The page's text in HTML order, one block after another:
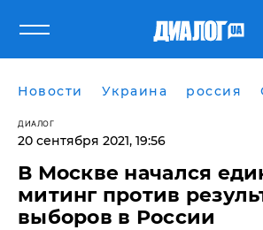
Новости Украина россия
ДИАЛОГ
20 сентября 2021, 19:56
В Москве начался
митинг против
выборов в России